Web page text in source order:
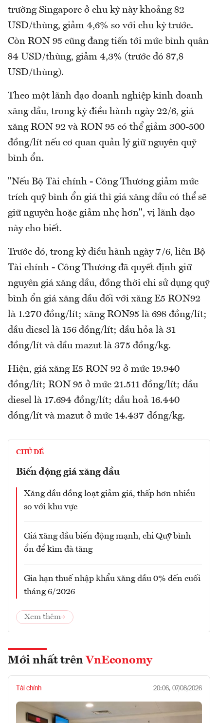
trường Singapore ở chu kỳ này khoảng 82
USD/thùng, giảm 4,6% so với chu kỳ trước.
Còn RON 95 cũng đang tiến tới mức bình quân
84 USD/thùng, giảm 4,3% (trước đó 87,8
USD/thùng).
Theo một lãnh đạo doanh nghiệp kinh doanh
xăng dầu, trong kỳ điều hành ngày 22/6, giá
xăng RON 92 và RON 95 có thể giảm 300-500
đồng/lít nếu cơ quan quản lý giữ nguyên quỹ
bình ổn.
"Nếu Bộ Tài chính - Công Thương giảm mức
trích quỹ bình ổn giá thì giá xăng dầu có thể sẽ
giữ nguyên hoặc giảm nhẹ hơn", vị lãnh đạo
này cho biết.
Trước đó, trong kỳ điều hành ngày 7/6, liên Bộ
Tài chính - Công Thương đã quyết định giữ
nguyên giá xăng dầu, đồng thời chi sử dụng quỹ
bình ổn giá xăng dầu đối với xăng E5 RON92
là 1.270 đồng/lít; xăng RON95 là 698 đồng/lít;
dầu diesel là 156 đồng/lít; dầu hỏa là 31
đồng/lít và dầu mazut là 375 đồng/kg.
Hiện, giá xăng E5 RON 92 ở mức 19.940
đồng/lít; RON 95 ở mức 21.511 đồng/lít; dầu
diesel là 17.694 đồng/lít; dầu hoả 16.440
đồng/lít và mazut ở mức 14.437 đồng/kg.
CHỦ ĐỀ
Biến động giá xăng dầu
Xăng dầu đồng loạt giảm giá, thấp hơn nhiều
so với khu vực
Giá xăng dầu biến động mạnh, chi Quỹ bình
ổn để kìm đà tăng
Gia hạn thuế nhập khẩu xăng dầu 0% đến cuối
tháng 6/2026
Xem thêm
Mới nhất trên VnEconomy
Tài chính 20:06, 07/08/2026